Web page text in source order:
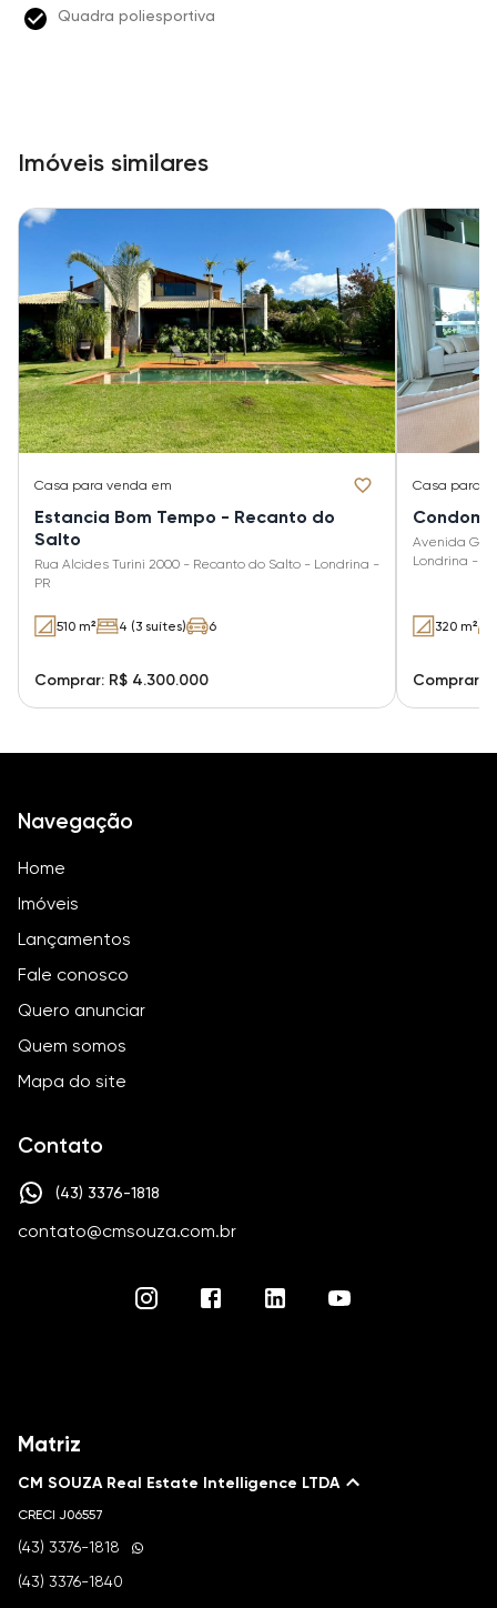
Quadra poliesportiva
Imóveis similares
Casa para venda em
Estancia Bom Tempo - Recanto do
Salto
Rua Alcides Turini 2000 - Recanto do Salto - Londrina -
PR
510 m² 4 (3 suítes) 6
Comprar: R$ 4.300.000
Casa para
Avenida Gil
Londrina - PR
320 m²
Comprar:
Navegação
Home
Imóveis
Lançamentos
Fale conosco
Quero anunciar
Quem somos
Mapa do site
Contato
(43) 3376-1818
contato@cmsouza.com.br
Matriz
CM SOUZA Real Estate Intelligence LTDA
CRECI J06557
(43) 3376-1818
(43) 3376-1840